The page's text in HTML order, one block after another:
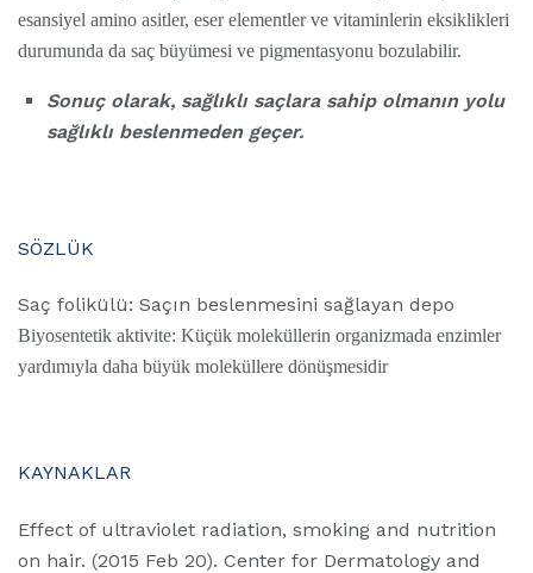
esansiyel amino asitler, eser elementler ve vitaminlerin eksiklikleri
durumunda da saç büyümesi ve pigmentasyonu bozulabilir.
Sonuç olarak, sağlıklı saçlara sahip olmanın yolu
sağlıklı beslenmeden geçer.
SÖZLÜK
Saç folikülü: Saçın beslenmesini sağlayan depo
Biyosentetik aktivite: Küçük moleküllerin organizmada enzimler
yardımıyla daha büyük moleküllere dönüşmesidir
KAYNAKLAR
Effect of ultraviolet radiation, smoking and nutrition
on hair. (2015 Feb 20). Center for Dermatology and